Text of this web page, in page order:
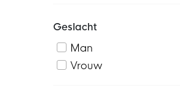
Geslacht
Man
Vrouw